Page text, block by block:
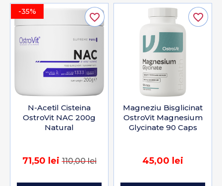
-35%
N-Acetil Cisteina
OstroVit NAC 200g
Natural
71,50 lei110,00 lei
favorite_border
Magneziu Bisglicinat
OstroVit Magnesium
Glycinate 90 Caps
45,00 lei
favorite_border